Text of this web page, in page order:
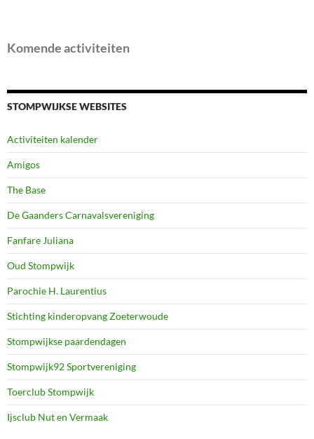
Komende activiteiten
STOMPWIJKSE WEBSITES
Activiteiten kalender
Amigos
The Base
De Gaanders Carnavalsvereniging
Fanfare Juliana
Oud Stompwijk
Parochie H. Laurentius
Stichting kinderopvang Zoeterwoude
Stompwijkse paardendagen
Stompwijk92 Sportvereniging
Toerclub Stompwijk
Ijsclub Nut en Vermaak